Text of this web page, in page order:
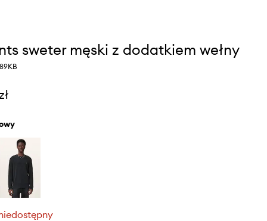
sweter męski z dodatkiem wełny